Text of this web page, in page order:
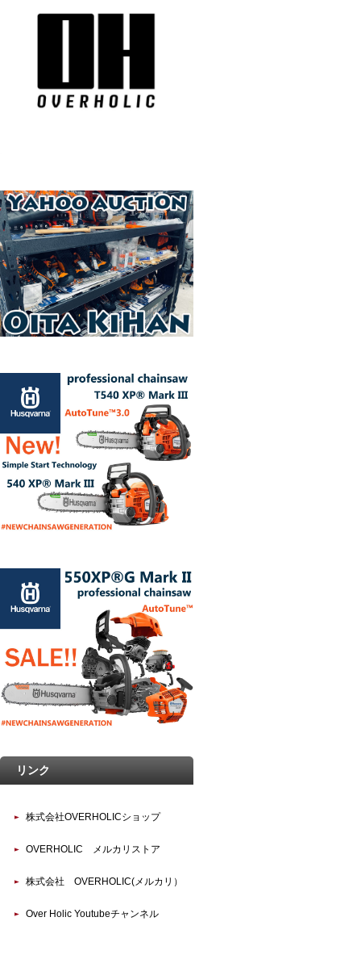
リンク
株式会社OVERHOLICショップ
OVERHOLIC メルカリストア
株式会社 OVERHOLIC(メルカリ）
Over Holic Youtubeチャンネル